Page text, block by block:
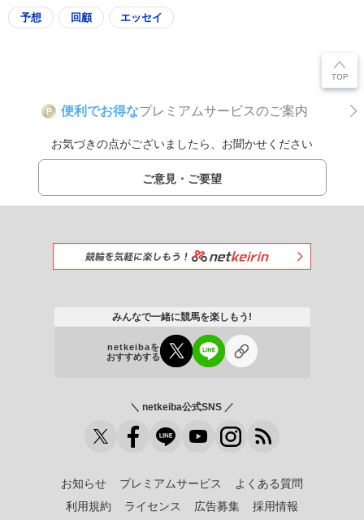
予想 回顧 エッセイ
P 便利でお得なプレミアムサービスのご案内
お気づきの点がございましたら、お聞かせください
ご意見・ご要望
みんなで一緒に競馬を楽しもう!
netkeibaを
おすすめする
＼ netkeiba公式SNS ／
お知らせ プレミアムサービス
よくある質問
利用規約
ライセンス 広告募集 採用情報